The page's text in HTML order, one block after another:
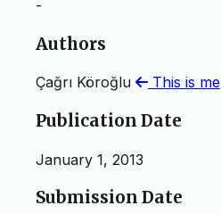
-
Authors
Çağrı Köroğlu This is me
Publication Date
January 1, 2013
Submission Date